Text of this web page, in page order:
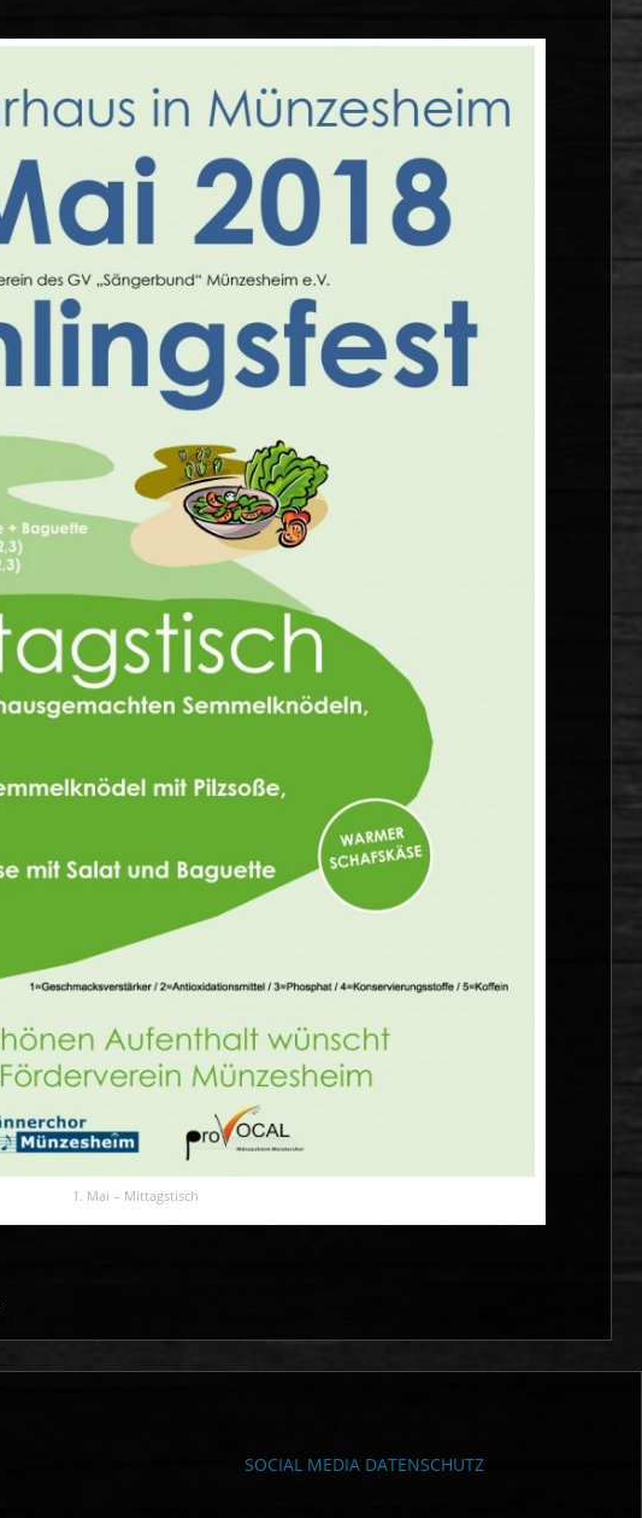
1. Mai – Mittagstisch
SOCIAL MEDIA DATENSCHUTZ